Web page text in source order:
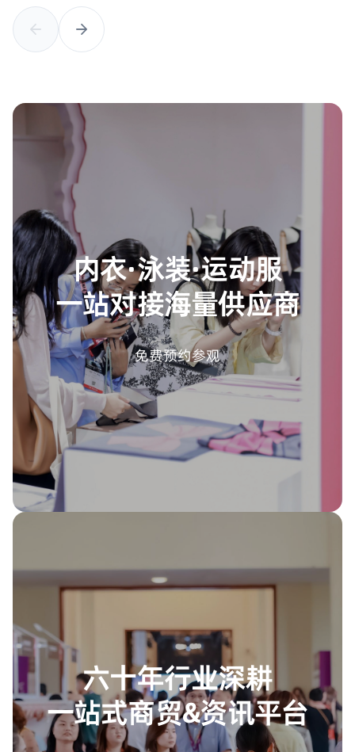
内衣·泳装·运动服
一站对接海量供应商
免费预约参观
六十年行业深耕
一站式商贸&资讯平台